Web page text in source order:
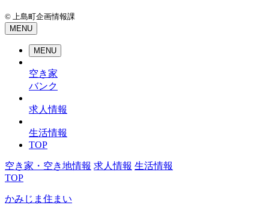
© 上島町企画情報課
MENU
MENU
空き家
バンク
求人情報
生活情報
TOP
空き家・空き地情報 求人情報 生活情報
TOP
かみじま住まい